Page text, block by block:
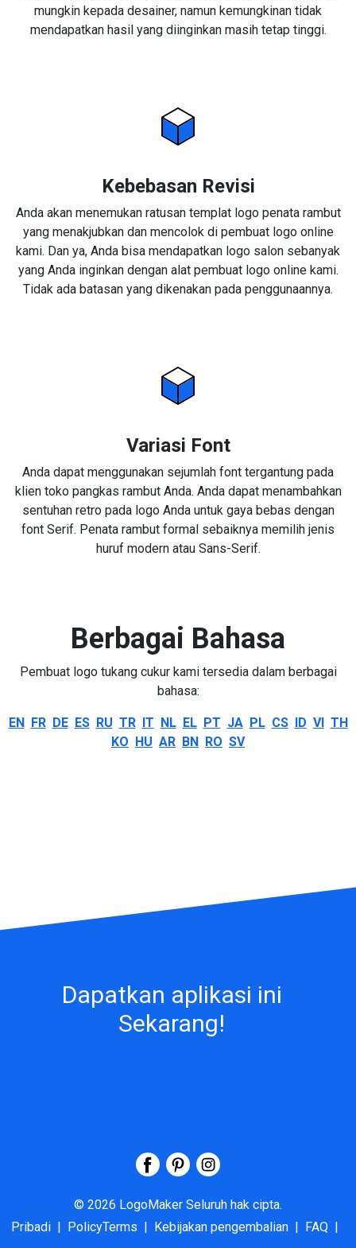
mungkin kepada desainer, namun kemungkinan tidak
mendapatkan hasil yang diinginkan masih tetap tinggi.
Kebebasan Revisi
Anda akan menemukan ratusan templat logo penata rambut
yang menakjubkan dan mencolok di pembuat logo online
kami. Dan ya, Anda bisa mendapatkan logo salon sebanyak
yang Anda inginkan dengan alat pembuat logo online kami.
Tidak ada batasan yang dikenakan pada penggunaannya.
Variasi Font
Anda dapat menggunakan sejumlah font tergantung pada
klien toko pangkas rambut Anda. Anda dapat menambahkan
sentuhan retro pada logo Anda untuk gaya bebas dengan
font Serif. Penata rambut formal sebaiknya memilih jenis
huruf modern atau Sans-Serif.
Berbagai Bahasa
Pembuat logo tukang cukur kami tersedia dalam berbagai
bahasa:
EN FR DE ES RU TR IT NL EL PT JA PL CS ID VI TH
KO HU AR BN RO SV
Dapatkan aplikasi ini
Sekarang!